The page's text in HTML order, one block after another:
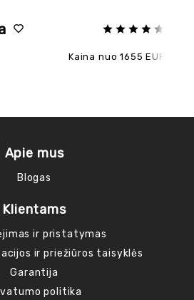
Kaina nuo 1655 EUR
Apie mus
Blogas
Klientams
ir pristatymas
ir priežiūros taisyklės
Garantija
politika